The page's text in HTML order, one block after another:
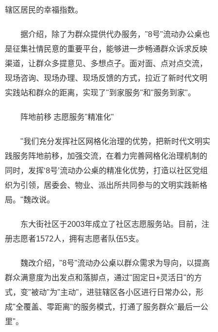
辖区居民的幸福指数。
据介绍，除了为群众提供代办服务，"8号"流动办公桌也
是征集社情民意的重要平台，能够进一步畅通群众诉求反映
渠道，让群众多提意见、多想点子。面对面、点对点交流，
现场咨询、现场办理、现场反馈的方式，拉近了新时代文明
实践站和群众的距离，实现了"到家服务"和"服务到家"。
阵地前移 志愿服务"精准化"
"我们充分发挥社区网格化治理的优势，把新时代文明实
践服务阵地前移，加强交流，在着力完善网格化治理机制的
同时，发挥‘8号’流动办公桌的精准化优势，打造以社区党组
织为引领，居委会、物业、派出所共同参与的文明实践新格
局。"魏改说。
东大街社区于2003年成立了社区志愿服务站。目前，注
册志愿者1572人，拥有志愿者队伍5支。
魏改介绍，"8号"流动办公桌以群众需求为导向，以提高
群众满意度为出发点和落脚点，通过"固定日+灵活日"的方
式，变"被动"为"主动"，进驻辖区各小区进行日常办公，形
成"全覆盖、零距离"的服务模式，打通了服务群众"最后一公
里"。